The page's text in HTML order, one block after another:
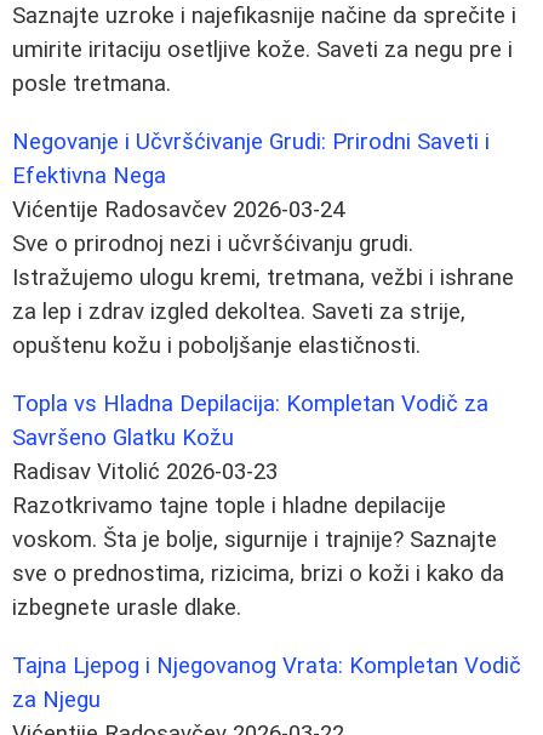
Saznajte uzroke i najefikasnije načine da sprečite i
umirite iritaciju osetljive kože. Saveti za negu pre i
posle tretmana.
Negovanje i Učvršćivanje Grudi: Prirodni Saveti i
Efektivna Nega
Vićentije Radosavčev 2026-03-24
Sve o prirodnoj nezi i učvršćivanju grudi.
Istražujemo ulogu kremi, tretmana, vežbi i ishrane
za lep i zdrav izgled dekoltea. Saveti za strije,
opuštenu kožu i poboljšanje elastičnosti.
Topla vs Hladna Depilacija: Kompletan Vodič za
Savršeno Glatku Kožu
Radisav Vitolić 2026-03-23
Razotkrivamo tajne tople i hladne depilacije
voskom. Šta je bolje, sigurnije i trajnije? Saznajte
sve o prednostima, rizicima, brizi o koži i kako da
izbegnete urasle dlake.
Tajna Ljepog i Njegovanog Vrata: Kompletan Vodič
za Njegu